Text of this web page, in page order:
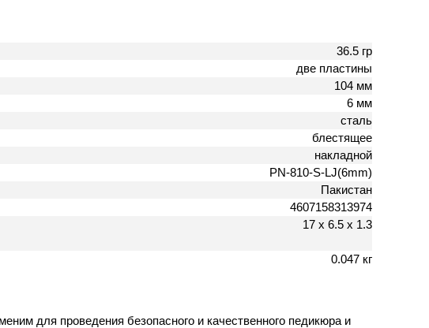
36.5 гр
две пластины
104 мм
6 мм
сталь
блестящее
накладной
PN-810-S-LJ(6mm)
Пакистан
4607158313974
17 х 6.5 х 1.3
0.047 кг
для проведения безопасного и качественного педикюра и